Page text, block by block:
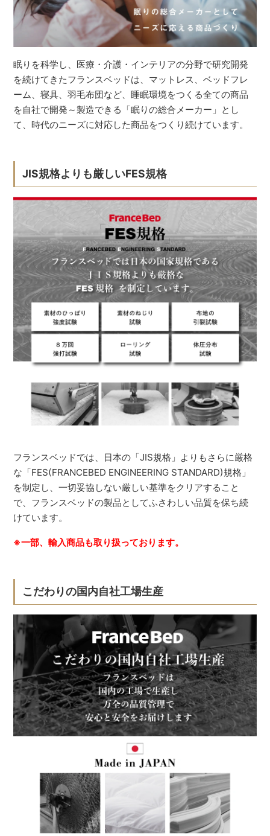
眠りを科学し、医療・介護・インテリアの分野で研究開発
を続けてきたフランスベッドは、マットレス、ベッドフレ
ーム、寝具、羽毛布団など、睡眠環境をつくる全ての商品
を自社で開発～製造できる「眠りの総合メーカー」とし
て、時代のニーズに対応した商品をつくり続けています。
JIS規格よりも厳しいFES規格
フランスベッドでは、日本の「JIS規格」よりもさらに厳格
な「FES(FRANCEBED ENGINEERING STANDARD)規格」
を制定し、一切妥協しない厳しい基準をクリアすること
で、フランスベッドの製品としてふさわしい品質を保ち続
けています。
※一部、輸入商品も取り扱っております。
こだわりの国内自社工場生産